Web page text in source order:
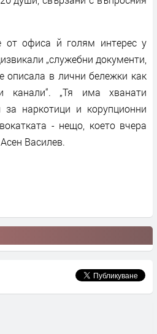
от офиса й голям интерес у
„служебни документи,
описала в лични бележки как
канали“. „Тя има хванати
за наркотици и корупционни
- нещо, което вчера
Василев.